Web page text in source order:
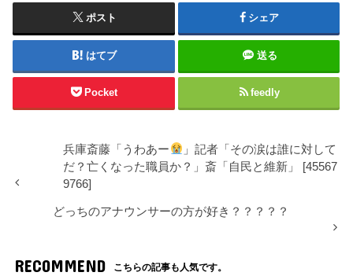
ポスト シェア
はてブ 送る
Pocket feedly
兵庫斎藤「うわあー
」記者「その涙は誰に対して
だ？亡くなった職員か？」斎「自民と維新」 [45567
9766]
どっちのアナウンサーの方が好き？？？？？
RECOMMEND こちらの記事も人気です。